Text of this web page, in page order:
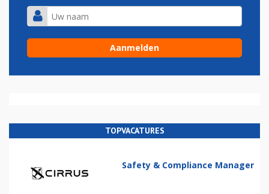
TOPVACATURES
Safety & Compliance Manager